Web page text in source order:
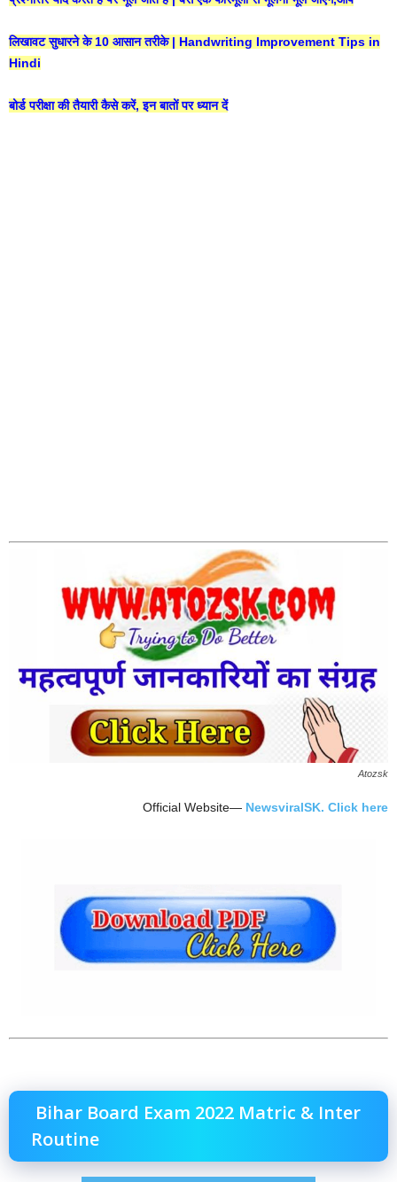
लिखावट सुधारने के 10 आसान तरीके | Handwriting Improvement Tips in
Hindi
बोर्ड परीक्षा की तैयारी कैसे करें, इन बातों पर ध्यान दें
Atozsk
Official Website— NewsviralSK. Click here
Bihar Board Exam 2022 Matric & Inter
Routine